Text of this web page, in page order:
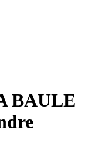
BAULE